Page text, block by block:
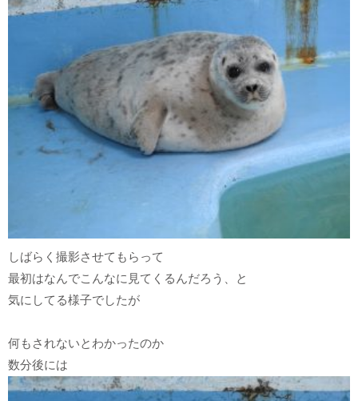
しばらく撮影させてもらって
最初はなんでこんなに見てくるんだろう、と
気にしてる様子でしたが
何もされないとわかったのか
数分後には